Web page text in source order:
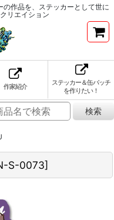
の作品を、ステッカーとして世に
リエイション
作家紹介
ステッカー＆缶バッチ
を作りたい！
S-0073]